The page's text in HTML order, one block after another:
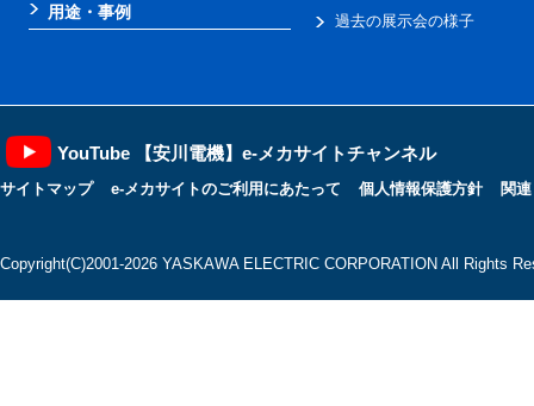
用途・事例
過去の展示会の様子
YouTube 【安川電機】e-メカサイトチャンネル
サイトマップ e-メカサイトのご利用にあたって 個人情報保護方針 関
Copyright(C)2001‐2026 YASKAWA ELECTRIC CORPORATION All Rights